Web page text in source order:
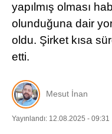
yapılmış olması
olunduğuna dair
oldu. Şirket kısa
etti.
Mesut İnan
Yayınlandı: 12.08.2025 - 09:31